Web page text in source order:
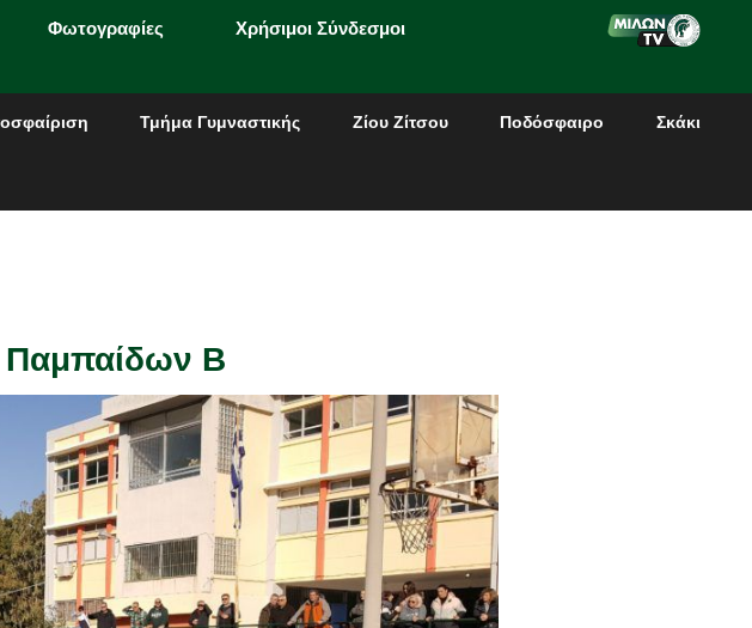
Φωτογραφίες
Χρήσιμοι Σύνδεσμοι
Τμήμα Γυμναστικής Ζίου Ζίτσου Ποδόσφαιρο Σκάκι
Παμπαίδων Β